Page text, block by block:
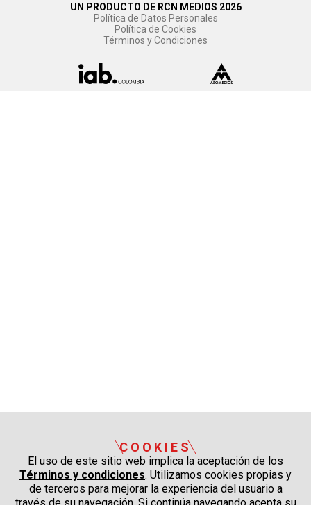
UN PRODUCTO DE RCN MEDIOS 2026
Política de Datos Personales
Política de Cookies
Términos y Condiciones
COOKIES
El uso de este sitio web implica la aceptación de los
Términos y condiciones. Utilizamos cookies propias y
de terceros para mejorar la experiencia del usuario a